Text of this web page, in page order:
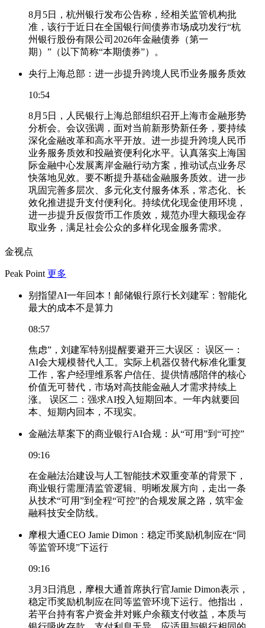
8月5日，杭州银行发布公告称，经相关监管机构批
准，该行于近日在全国银行间债券市场成功发行“杭
州银行股份有限公司2026年金融债券（第一
期）”（以下简称“本期债券”）。
央行上海总部：进一步提升跨境人民币业务服务质效
10:54
8月5日，人民银行上海总部组织召开上海市金融形势
分析会。会议强调，面对当前新形势新任务，要持续
深化金融改革和高水平开放。进一步提升跨境人民币
业务服务质效和投融资便利化水平。认真落实上海国
际金融中心发展离岸金融行动方案，推动试点业务尽
快落地见效。要不断提升基础金融服务质效。进一步
巩固完善多层次、多元化支付服务体系，常态化、长
效化推进提升支付便利化。持续优化现金使用环境，
进一步提升反假货币工作质效，规范办理大额现金存
取业务，满足社会公众的多样化现金服务需求。
金视点
Peak Point 更多
别指望AI一年回本！邮储银行原行长刘建军：智能化
最大的成本不是算力
08:57
焦虑”，刘建军特别提醒要避开三大误区： 误区一：
AI会大规模替代人工。实际上机器仅替代标准化重复
工作，客户经理维系客户信任、提供情感陪伴的核心
价值无可替代，市场对高技能金融人才需求持续上
涨。 误区二：强求AI投入短期回本。一年内就要回
本、短期内回本，不现实。
金融法草案下的商业银行AI合规：从“可用”到“可控”
09:16
在金融法治建设与人工智能技术双重变革的背景下，
商业银行需厘清监管逻辑、明晰发展方向，走出一条
从技术“可用”到全程“可控”的合规发展之路，筑牢金
融科技安全防线。
摩根大通CEO Jamie Dimon：稳定币奖励机制应在“同
等监管环境”下运行
09:16
3月3日消息，摩根大通首席执行官Jamie Dimon表示，
稳定币奖励机制应在同等监管环境下运行。他指出，
若平台持有客户资金并对账户余额支付收益，本质与